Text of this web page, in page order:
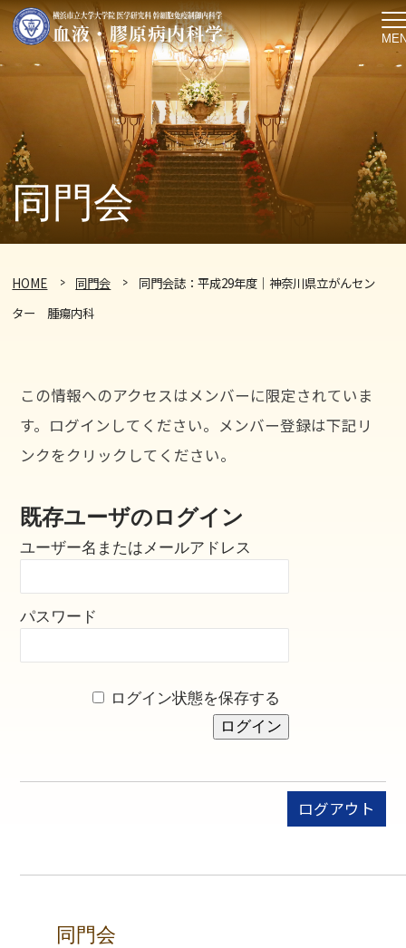
同門会
HOME 同門会
同門会誌：平成29年度｜神奈川県立がんセン
ター 腫瘍内科
この情報へのアクセスはメンバーに限定されていま
す。ログインしてください。メンバー登録は下記リ
ンクをクリックしてください。
既存ユーザのログイン
ユーザー名またはメールアドレス
パスワード
ログイン状態を保存する
ログアウト
同門会